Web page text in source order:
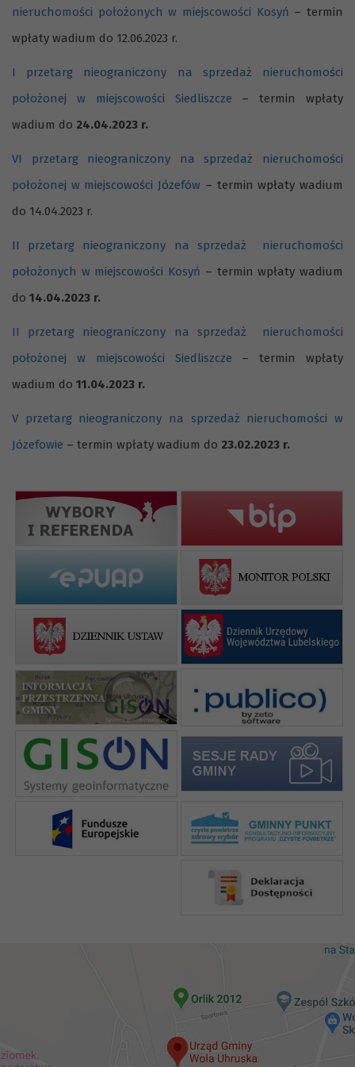
nieruchomości położonych w miejscowości Kosyń – termin
wpłaty wadium do 12.06.2023 r.
I przetarg nieograniczony na sprzedaż nieruchomości
położonej w miejscowości Siedliszcze – termin wpłaty
wadium do 24.04.2023 r.
VI przetarg nieograniczony na sprzedaż nieruchomości
położonej w miejscowości Józefów – termin wpłaty wadium
do 14.04.2023 r.
II przetarg nieograniczony na sprzedaż nieruchomości
położonych w miejscowości Kosyń – termin wpłaty wadium
do 14.04.2023 r.
II przetarg nieograniczony na sprzedaż nieruchomości
położonej w miejscowości Siedliszcze – termin wpłaty
wadium do 11.04.2023 r.
V przetarg nieograniczony na sprzedaż nieruchomości w
Józefowie – termin wpłaty wadium do 23.02.2023 r.